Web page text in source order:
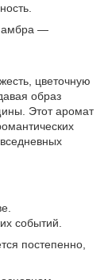
амбра —
цветочную
образ
Этот аромат
событий.
постепенно,